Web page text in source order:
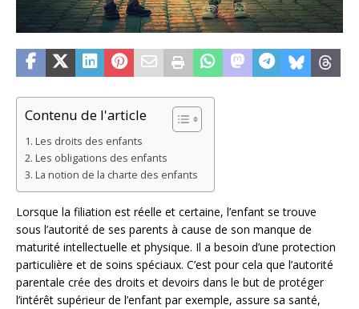
Contenu de l'article
Les droits des enfants
Les obligations des enfants
La notion de la charte des enfants
Lorsque la filiation est réelle et certaine, l’enfant se trouve
sous l’autorité de ses parents à cause de son manque de
maturité intellectuelle et physique. Il a besoin d’une protection
particulière et de soins spéciaux. C’est pour cela que l’autorité
parentale crée des droits et devoirs dans le but de protéger
l’intérêt supérieur de l’enfant par exemple, assure sa santé,